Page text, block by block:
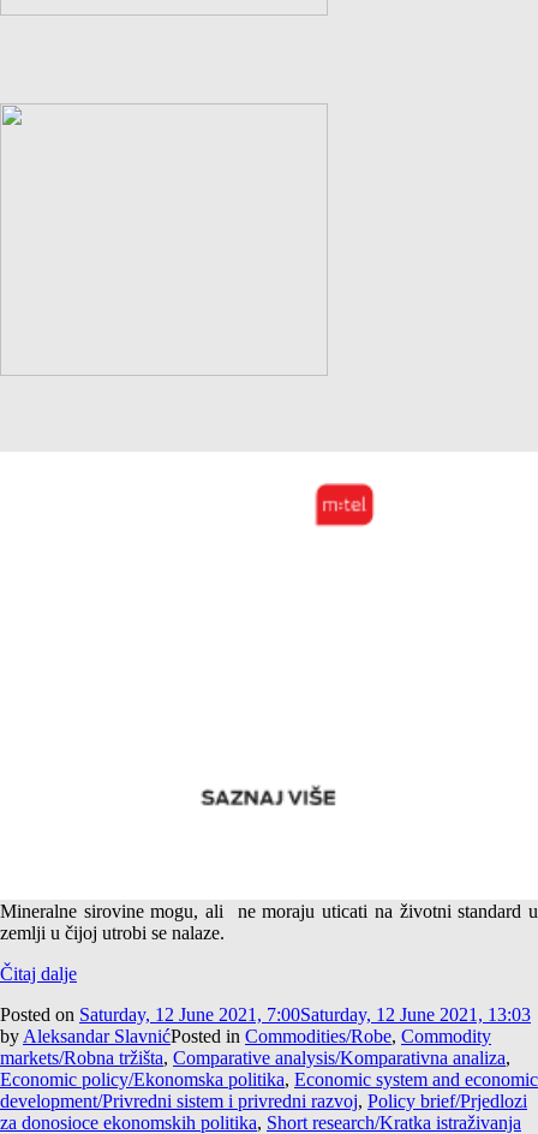
Mineralne sirovine mogu, ali ne moraju uticati na životni standard u
zemlji u čijoj utrobi se nalaze.
Čitaj dalje
Posted on Saturday, 12 June 2021, 7:00Saturday, 12 June 2021, 13:03
by Aleksandar SlavnićPosted in Commodities/Robe, Commodity
markets/Robna tržišta, Comparative analysis/Komparativna analiza,
Economic policy/Ekonomska politika, Economic system and economic
development/Privredni sistem i privredni razvoj, Policy brief/Prjedlozi
za donosioce ekonomskih politika, Short research/Kratka istraživanja